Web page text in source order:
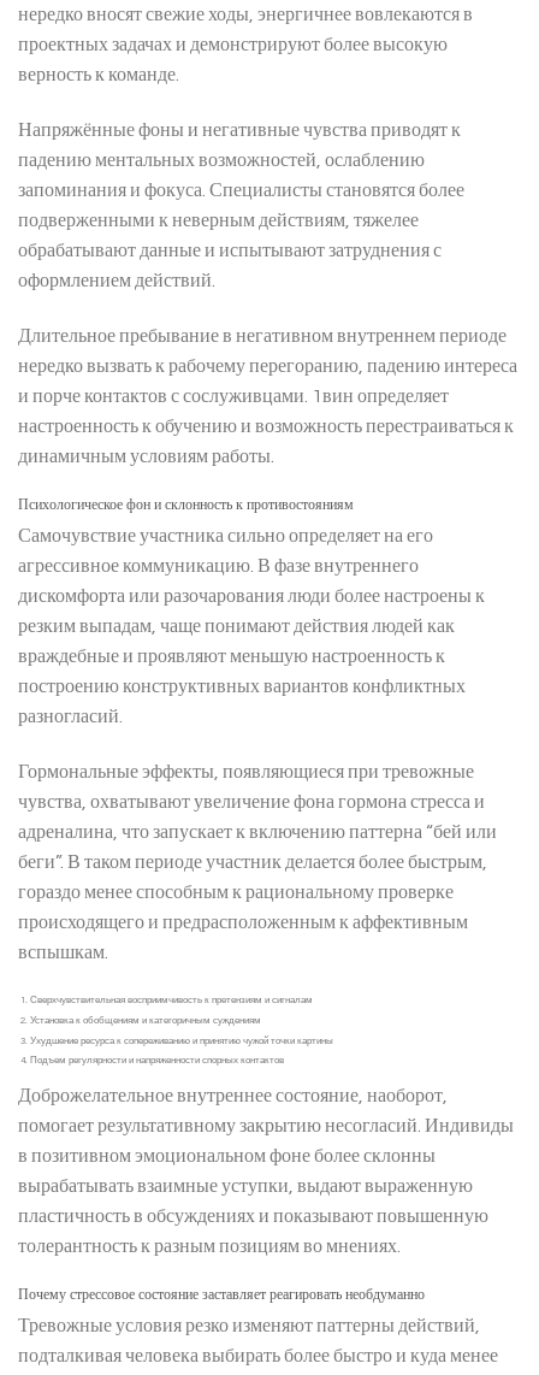
нередко вносят свежие ходы, энергичнее вовлекаются в
проектных задачах и демонстрируют более высокую
верность к команде.
Напряжённые фоны и негативные чувства приводят к
падению ментальных возможностей, ослаблению
запоминания и фокуса. Специалисты становятся более
подверженными к неверным действиям, тяжелее
обрабатывают данные и испытывают затруднения с
оформлением действий.
Длительное пребывание в негативном внутреннем периоде
нередко вызвать к рабочему перегоранию, падению интереса
и порче контактов с сослуживцами. 1вин определяет
настроенность к обучению и возможность перестраиваться к
динамичным условиям работы.
Психологическое фон и склонность к противостояниям
Самочувствие участника сильно определяет на его
агрессивное коммуникацию. В фазе внутреннего
дискомфорта или разочарования люди более настроены к
резким выпадам, чаще понимают действия людей как
враждебные и проявляют меньшую настроенность к
построению конструктивных вариантов конфликтных
разногласий.
Гормональные эффекты, появляющиеся при тревожные
чувства, охватывают увеличение фона гормона стресса и
адреналина, что запускает к включению паттерна “бей или
беги”. В таком периоде участник делается более быстрым,
гораздо менее способным к рациональному проверке
происходящего и предрасположенным к аффективным
вспышкам.
Сверхчувствительная восприимчивость к претензиям и сигналам
Установка к обобщениям и категоричным суждениям
Ухудшение ресурса к сопереживанию и принятию чужой точки картины
Подъем регулярности и напряженности спорных контактов
Доброжелательное внутреннее состояние, наоборот,
помогает результативному закрытию несогласий. Индивиды
в позитивном эмоциональном фоне более склонны
вырабатывать взаимные уступки, выдают выраженную
пластичность в обсуждениях и показывают повышенную
толерантность к разным позициям во мнениях.
Почему стрессовое состояние заставляет реагировать необдуманно
Тревожные условия резко изменяют паттерны действий,
подталкивая человека выбирать более быстро и куда менее